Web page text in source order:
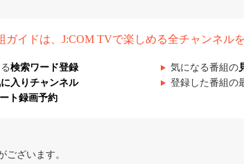
ガイドは、J:COM TVで楽しめる全チャンネル
検索ワード登録 気になる番組の
入りチャンネル 登録した番組の
ト録画予約
ざいます。